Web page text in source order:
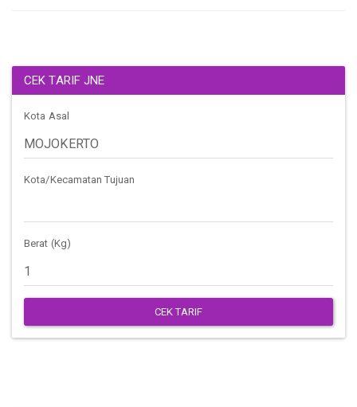
CEK TARIF JNE
Kota Asal
Kota/Kecamatan Tujuan
Berat (Kg)
CEK TARIF